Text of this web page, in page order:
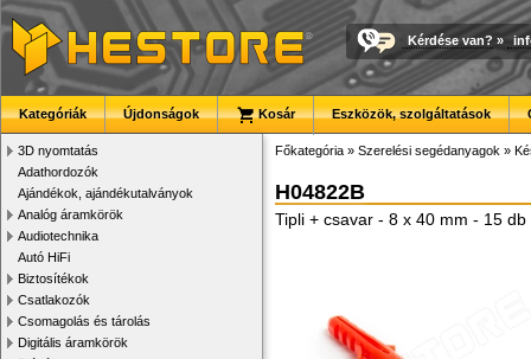
Kérdése van? »
Kategóriák Újdonságok Kosár Eszközök, szolgáltatások
3D nyomtatás
Adathordozók
Ajándékok, ajándékutalványok
Analóg áramkörök
Audiotechnika
Autó HiFi
Biztosítékok
Csatlakozók
Csomagolás és tárolás
Digitális áramkörök
Főkategória » Szerelési segédanyagok »
H04822B
Tipli + csavar - 8 x 40 mm - 15 db